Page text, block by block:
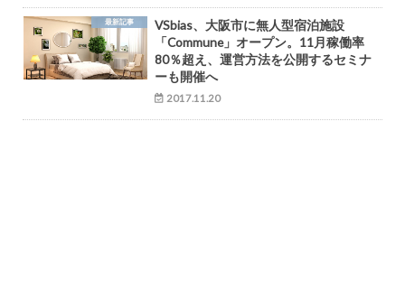
最新記事
VSbias、大阪市に無人型宿泊施設
「Commune」オープン。11月稼働率
80％超え、運営方法を公開するセミナ
ーも開催へ
2017.11.20